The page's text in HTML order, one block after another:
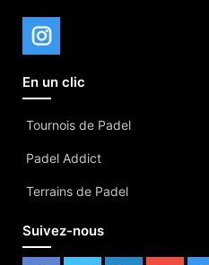
En un clic
Tournois de Padel
Padel Addict
Terrains de Padel
Suivez-nous